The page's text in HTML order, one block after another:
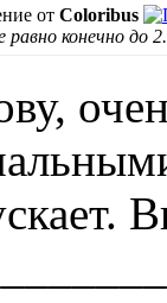
от Coloribus
равно конечно до